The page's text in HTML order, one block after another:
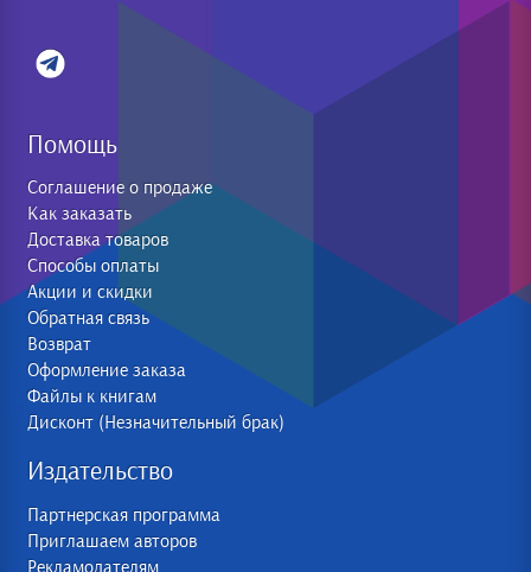
Помощь
Соглашение о продаже
Как заказать
Доставка товаров
Способы оплаты
Акции и скидки
Обратная связь
Возврат
Оформление заказа
Файлы к книгам
Дисконт (Незначительный брак)
Издательство
Партнерская программа
Приглашаем авторов
Рекламодателям